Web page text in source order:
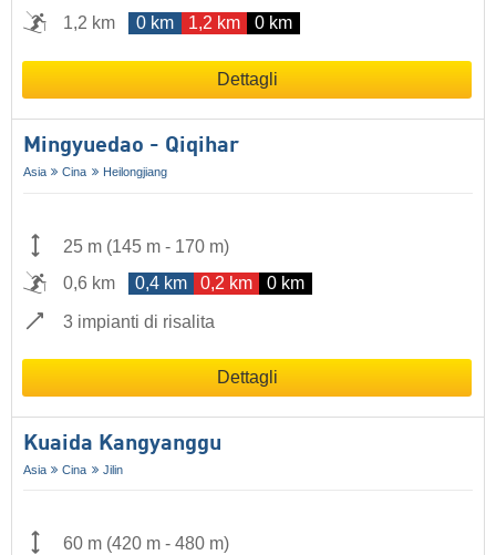
1,2 km
0 km 1,2 km 0 km
Dettagli
Mingyuedao - Qiqihar
Asia Cina Heilongjiang
25 m (145 m - 170 m)
0,6 km
0,4 km 0,2 km 0 km
3 impianti di risalita
Dettagli
Kuaida Kangyanggu
Asia Cina Jilin
60 m (420 m - 480 m)